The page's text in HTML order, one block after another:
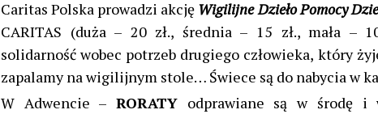
Caritas Polska prowadzi akcję Wigilijne Dzieło Pomocy
CARITAS (duża – 20 zł., średnia – 15 zł., mała –
solidarność wobec potrzeb drugiego człowieka, który
zapalamy na wigilijnym stole… Świece są do nabycia w
W Adwencie –RORATY odprawiane są w środę i